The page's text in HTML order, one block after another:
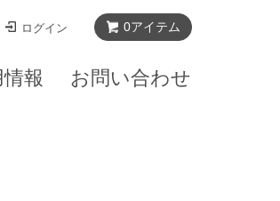
0アイテム
ログイン
報 お問い合わせ